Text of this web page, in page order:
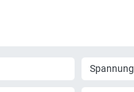
Spannung